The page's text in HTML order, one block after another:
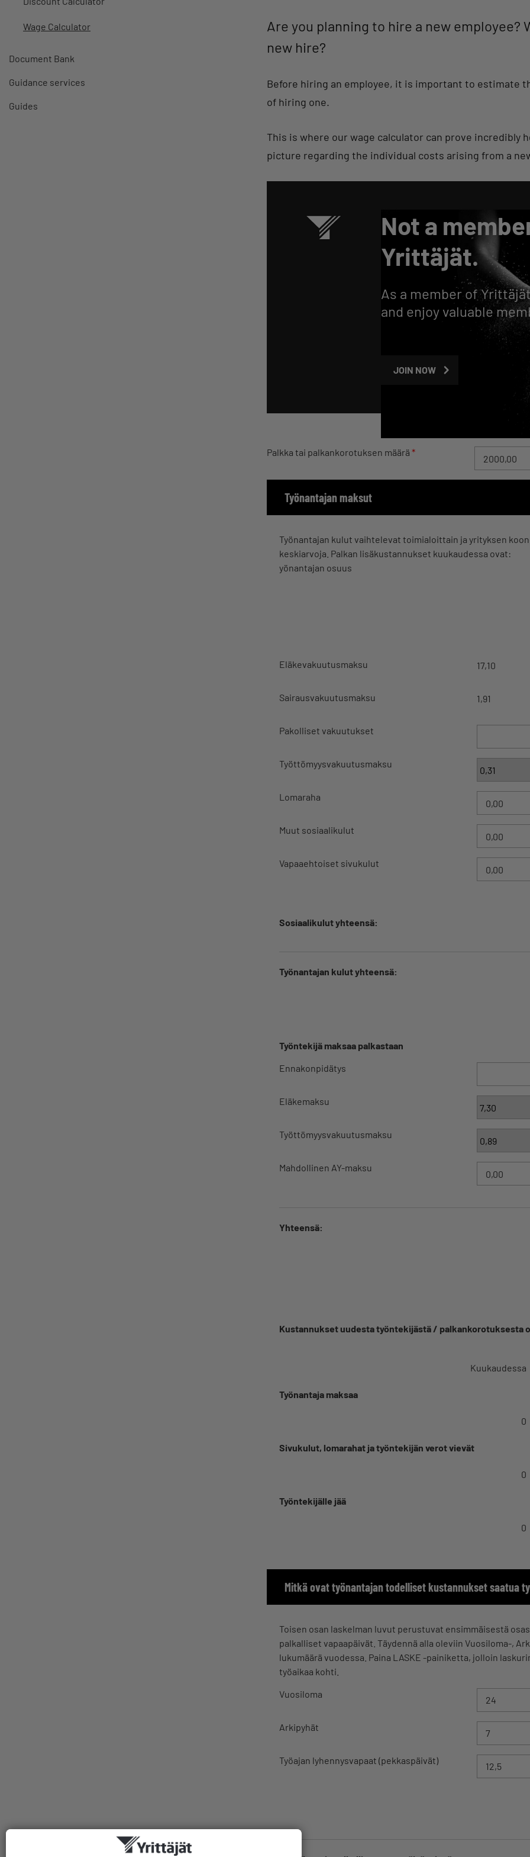
Wage Calculator
Document Bank
Guidance services
Guides
Are you planning to hire a new
new hire?
Before hiring an employee, it is important to estimate
of hiring one.
This is where our wage calculator can prove incredibly
picture regarding the individual costs arising from a
Not a
Yrittäjät.
As a member of
and enjoy valuable
JOIN NOW
Palkka tai palkankorotuksen määrä *
Työnantajan maksut
Työnantajan kulut vaihtelevat toimialoittain ja yrityksen
keskiarvoja. Palkan lisäkustannukset kuukaudessa ovat:
yönantajan osuus
Eläkevakuutusmaksu
17,10
Sairausvakuutusmaksu 1,91
Pakolliset vakuutukset
Työttömyysvakuutusmaksu
Lomaraha
Muut sosiaalikulut
Vapaaehtoiset sivukulut
Sosiaalikulut yhteensä:
Työnantajan kulut yhteensä:
Työntekijä maksaa palkastaan
Ennakonpidätys
Eläkemaksu
Työttömyysvakuutusmaksu
Mahdollinen AY-maksu
Yhteensä:
Kustannukset uudesta työntekijästä / palkankorotuksesta
Kuukaudessa
Työnantaja maksaa
0
Sivukulut, lomarahat ja työntekijän verot vievät
0
Työntekijälle jää
0
Mitkä ovat työnantajan todelliset kustannukset saatua
Toisen osan laskelman luvut perustuvat ensimmäisestä
palkalliset vapaapäivät. Täydennä alla oleviin Vuosiloma-,
lukumäärä vuodessa. Paina LASKE -painiketta, jolloin
työaikaa kohti.
Vuosiloma
Arkipyhät
Työajan lyhennysvapaat (pekkaspäivät)